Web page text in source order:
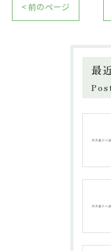
< 前のページ
最